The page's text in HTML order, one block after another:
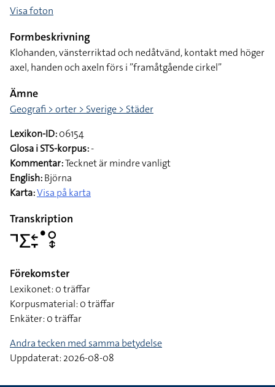
Visa foton
Formbeskrivning
Klohanden, vänsterriktad och nedåtvänd, kontakt med höger
axel, handen och axeln förs i ”framåtgående cirkel”
Ämne
Geografi > orter > Sverige > Städer
Lexikon-ID:06154
Glosa i STS-korpus:-
Kommentar:Tecknet är mindre vanligt
English:Björna
Karta:Visa på karta
Transkription
􌤡􌤥􌥓􌥙􌤟􌥰􌦋
Förekomster
Lexikonet: 0 träffar
Korpusmaterial: 0 träffar
Enkäter: 0 träffar
Andra tecken med samma betydelse
Uppdaterat: 2026-08-08